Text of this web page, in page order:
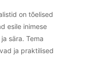
on tõelised
esile inimese
sära. Tema
ja praktilised